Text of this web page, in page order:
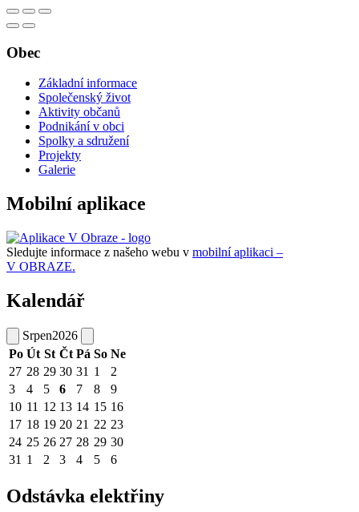
Obec
Základní informace
Společenský život
Aktivity občanů
Podnikání v obci
Spolky a sdružení
Projekty
Galerie
Mobilní aplikace
Sledujte informace z našeho webu v mobilní aplikaci –
V OBRAZE.
Kalendář
Srpen2026
Po Út St Čt Pá So Ne
27 28 29 30 31 1
2
3
4 5 6 7 8
9
10 11 12 13 14 15 16
17 18 19 20 21 22 23
24 25 26 27 28 29 30
31 1 2 3 4 5 6
Odstávka elektřiny